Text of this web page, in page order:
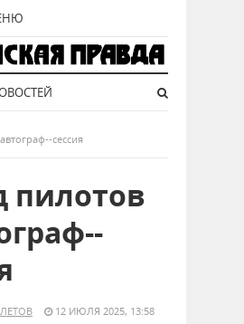
сессия
пилотов
12 ИЮЛЯ 2025, 13:58